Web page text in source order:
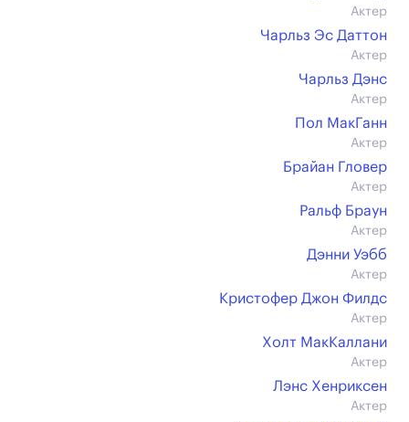
Актер
Чарльз Эс Даттон
Актер
Чарльз Дэнс
Актер
Пол МакГанн
Актер
Брайан Гловер
Актер
Ральф Браун
Актер
Дэнни Уэбб
Актер
Кристофер Джон Филдс
Актер
Холт МакКаллани
Актер
Лэнс Хенриксен
Актер